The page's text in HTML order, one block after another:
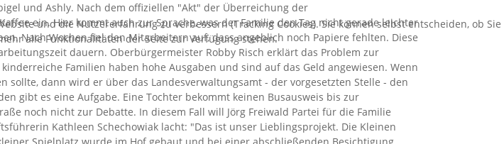
und Ashly. Nach dem offiziellen "Akt" der Überreichung der
ein. Hier kommt auch zur Sprache, was der Familie den Tag nicht gerade leichter
Nach Wochen fiel den Mitarbeitern auf, dass angeblich noch Papiere fehlten. Diese
dauern. Oberbürgermeister Robby Risch erklärt das Problem zur
Familien haben hohe Ausgaben und sind auf das Geld angewiesen. Wenn
dann wird er über das Landesverwaltungsamt - der vorgesetzten Stelle - den
gibt es eine Aufgabe. Eine Tochter bekommt keinen Busausweis bis zur
noch nicht zur Debatte. In diesem Fall will Jörg Freiwald Partei für die Familie
Kathleen Schechowiak lacht: "Das ist unser Lieblingsprojekt. Die Kleinen
und die Nutzererfahrung zu verbessern (Tracking Cookies). Sie können selbst entscheiden, ob Sie
alle Funktionalitäten der Seite zur Verfügung stehen.